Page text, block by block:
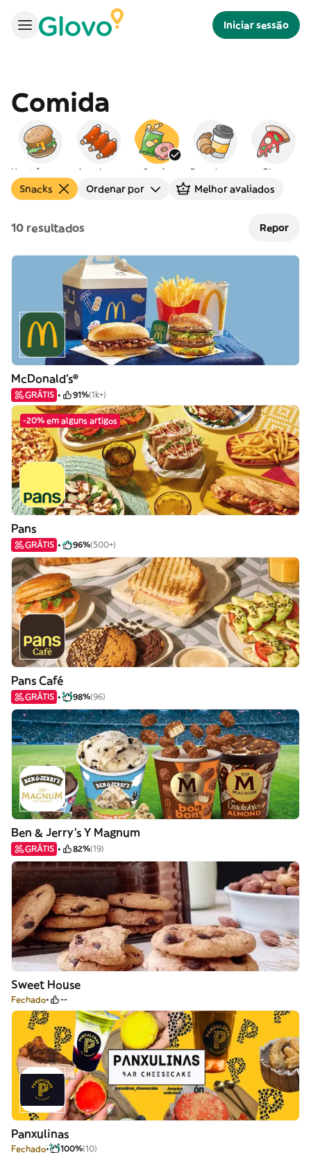
Iniciar sessão
Comida
Americana Snacks Peq. almoço Pizza
Snacks Ordenar por Melhor avaliados
10 resultados Repor
McDonald's®
GRÁTIS 91%(1k+)
-20% em alguns artigos
Pans
GRÁTIS 96%(500+)
Pans Café
GRÁTIS 98%(96)
Ben & Jerry's Y Magnum
GRÁTIS 82%(19)
Sweet House
Fechado --
Panxulinas
Fechado 100%(10)